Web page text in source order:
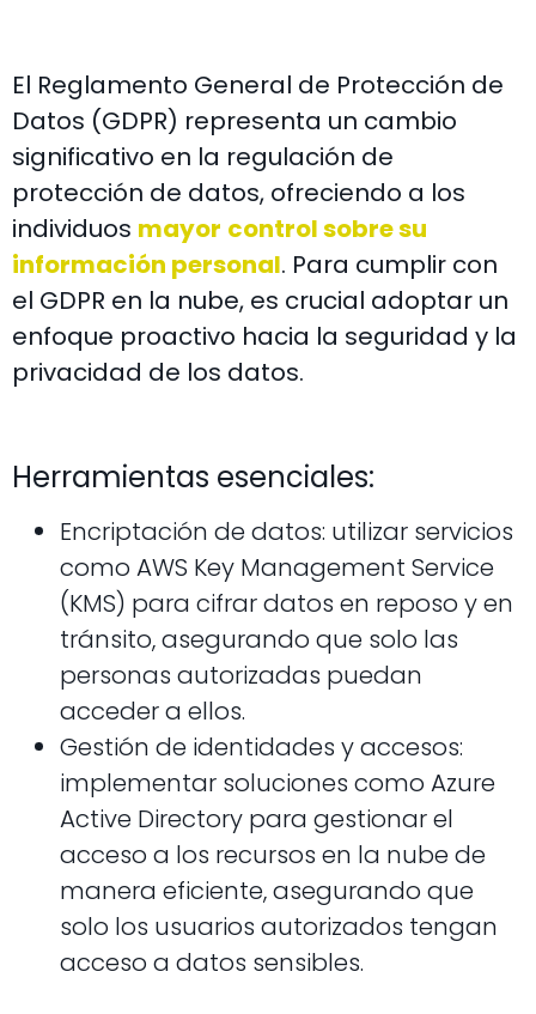
El Reglamento General de Protección de
Datos (GDPR) representa un cambio
significativo en la regulación de
protección de datos, ofreciendo a los
individuos mayor control sobre su
información personal. Para cumplir con
el GDPR en la nube, es crucial adoptar un
enfoque proactivo hacia la seguridad y la
privacidad de los datos.
Herramientas esenciales:
Encriptación de datos: utilizar servicios
como AWS Key Management Service
(KMS) para cifrar datos en reposo y en
tránsito, asegurando que solo las
personas autorizadas puedan
acceder a ellos.
Gestión de identidades y accesos:
implementar soluciones como Azure
Active Directory para gestionar el
acceso a los recursos en la nube de
manera eficiente, asegurando que
solo los usuarios autorizados tengan
acceso a datos sensibles.